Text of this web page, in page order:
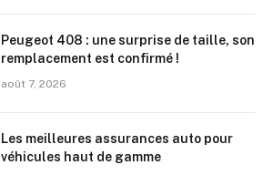
Peugeot 408 : une surprise de taille, son
remplacement est confirmé !
août 7, 2026
Les meilleures assurances auto pour
véhicules haut de gamme